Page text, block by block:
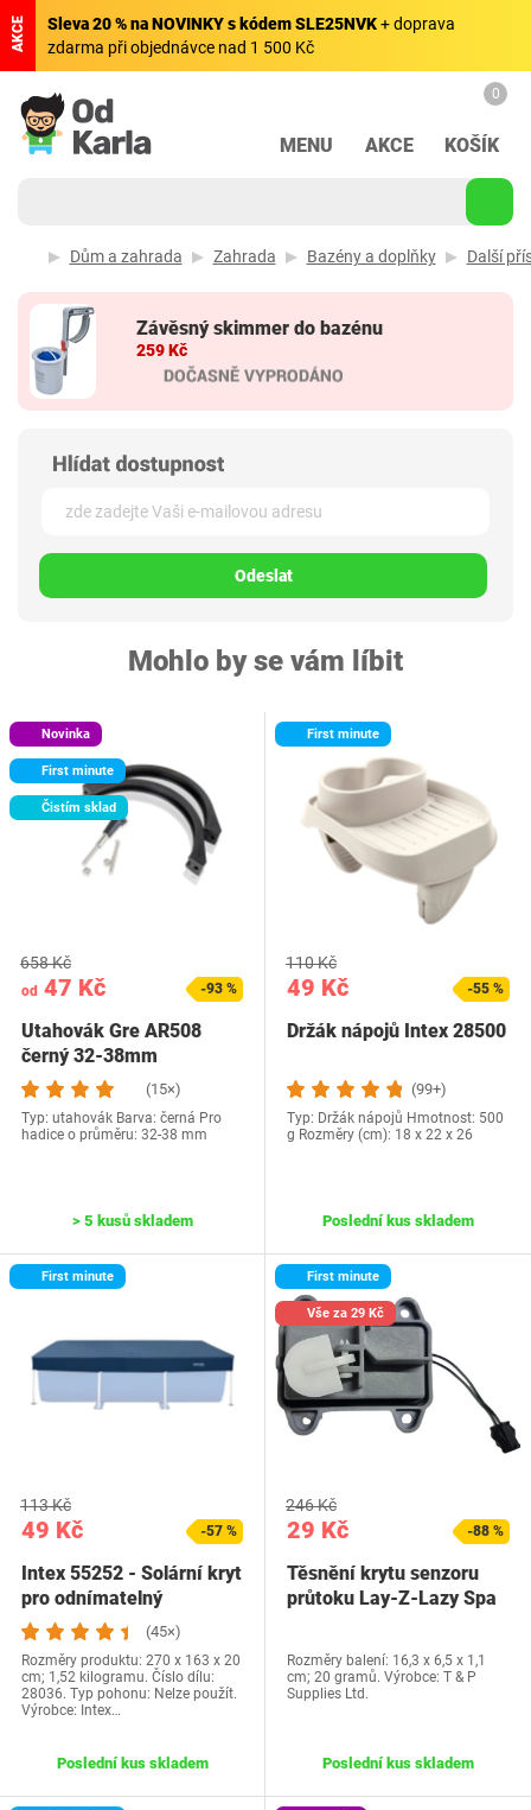
AKCE Sleva 20 % na NOVINKY s kódem SLE25NVK+ doprava
zdarma při objednávce nad 1 500 Kč
MENU AKCE
0
KOŠÍK
Dům a zahrada Zahrada Bazény a doplňky Další
Závěsný skimmer do bazénu
259 Kč
Odeslat
Mohlo by se vám líbit
Novinka
First minute
Čistím sklad
od 47 Kč
658 Kč
-93 %
Utahovák Gre AR508
černý 32-38mm
(15×)
Typ: utahovák Barva: černá Pro
hadice o průměru: 32-38 mm
> 5 kusů skladem
First minute
49 Kč
110 Kč
-55 %
Držák nápojů Intex 28500
(99+)
Typ: Držák nápojů Hmotnost: 500
g Rozměry (cm): 18 x 22 x 26
Poslední kus skladem
First minute
49 Kč
113 Kč
-57 %
Intex 55252 - Solární kryt
pro odnímatelný
obdélníkový…
(45×)
Rozměry produktu: 270 x 163 x 20
cm; 1,52 kilogramu. Číslo dílu:
28036. Typ pohonu: Nelze použít.
Výrobce: Intex…
Poslední kus skladem
First minute
Vše za 29 Kč
29 Kč
246 Kč
-88 %
Těsnění krytu senzoru
průtoku Lay-Z-Lazy Spa
Rozměry balení: 16,3 x 6,5 x 1,1
cm; 20 gramů. Výrobce: T & P
Supplies Ltd.
Poslední kus skladem